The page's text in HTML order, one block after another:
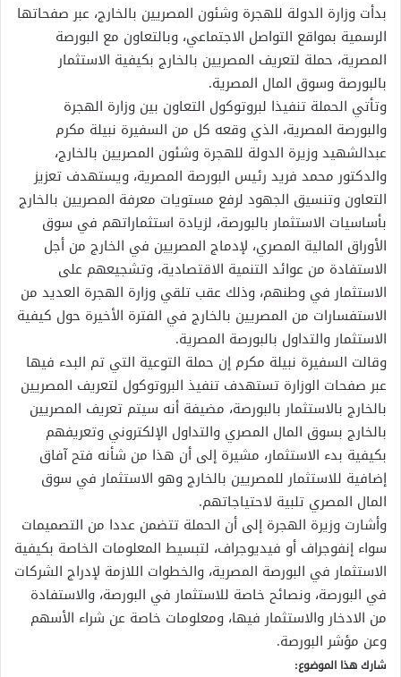
بدأت وزارة الدولة للهجرة وشئون المصريين بالخارج، عبر صفحاتها
الرسمية بمواقع التواصل الاجتماعي، وبالتعاون مع البورصة
المصرية، حملة لتعريف المصريين بالخارج بكيفية الاستثمار
بالبورصة وسوق المال المصرية.
وتأتي الحملة تنفيذا لبروتوكول التعاون بين وزارة الهجرة
والبورصة المصرية، الذي وقعه كل من السفيرة نبيلة مكرم
عبدالشهيد وزيرة الدولة للهجرة وشئون المصريين بالخارج،
والدكتور محمد فريد رئيس البورصة المصرية، ويستهدف تعزيز
التعاون وتنسيق الجهود لرفع مستويات معرفة المصريين بالخارج
بأساسيات الاستثمار بالبورصة، لزيادة استثماراتهم في سوق
الأوراق المالية المصري، لإدماج المصريين في الخارج من أجل
الاستفادة من عوائد التنمية الاقتصادية، وتشجيعهم على
الاستثمار في وطنهم، وذلك عقب تلقي وزارة الهجرة العديد من
الاستفسارات من المصريين بالخارج في الفترة الأخيرة حول كيفية
الاستثمار والتداول بالبورصة المصرية.
وقالت السفيرة نبيلة مكرم إن حملة التوعية التي تم البدء فيها
عبر صفحات الوزارة تستهدف تنفيذ البروتوكول لتعريف المصريين
بالخارج بالاستثمار بالبورصة، مضيفة أنه سيتم تعريف المصريين
بالخارج بسوق المال المصري والتداول الإلكتروني وتعريفهم
بكيفية بدء الاستثمار، مشيرة إلى أن هذا من شأنه فتح آفاق
إضافية للاستثمار للمصريين بالخارج وهو الاستثمار في سوق
المال المصري تلبية لاحتياجاتهم.
وأشارت وزيرة الهجرة إلى أن الحملة تتضمن عددا من التصميمات
سواء إنفوجراف أو فيديوجراف، لتبسيط المعلومات الخاصة بكيفية
الاستثمار في البورصة المصرية، والخطوات اللازمة لإدراج الشركات
في البورصة، ونصائح خاصة للاستثمار في البورصة، والاستفادة
من الادخار والاستثمار فيها، ومعلومات خاصة عن شراء الأسهم
وعن مؤشر البورصة.
شارك هذا الموضوع: